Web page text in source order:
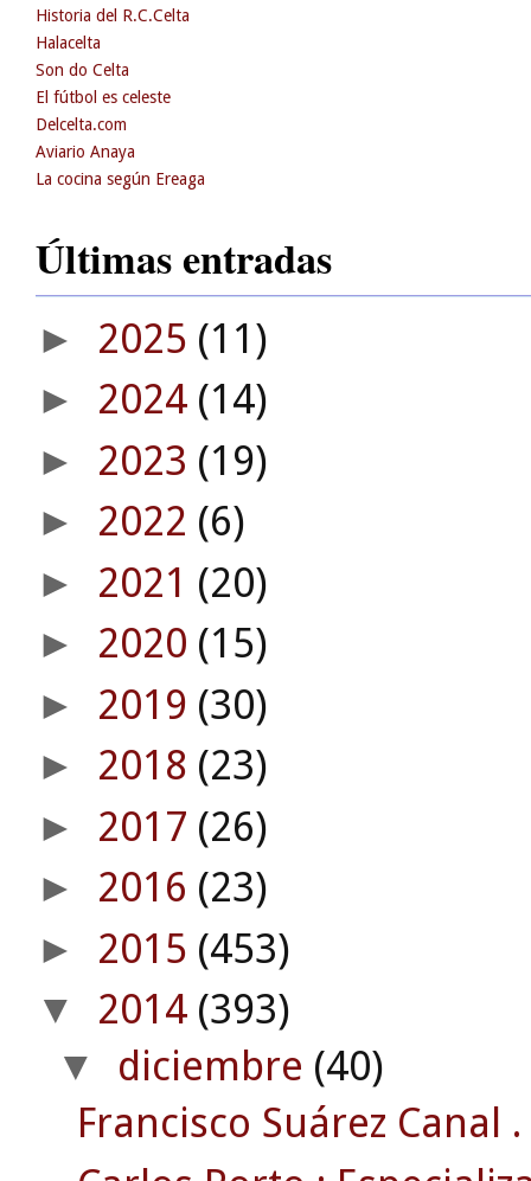
Historia del R.C.Celta
Halacelta
Son do Celta
El fútbol es celeste
Delcelta.com
Aviario Anaya
La cocina según Ereaga
Últimas entradas
► 2025 (11)
► 2024 (14)
► 2023 (19)
► 2022 (6)
► 2021 (20)
► 2020 (15)
► 2019 (30)
► 2018 (23)
► 2017 (26)
► 2016 (23)
► 2015 (453)
▼ 2014 (393)
▼ diciembre (40)
Francisco Suárez Canal .